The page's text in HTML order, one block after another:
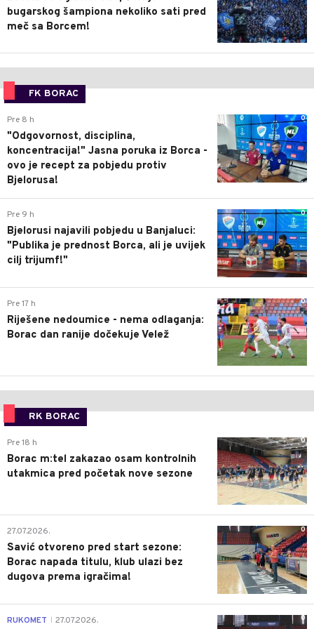
bugarskog šampiona nekoliko sati pred
meč sa Borcem!
FK BORAC
0
Pre 8 h
"Odgovornost, disciplina,
koncentracija!" Jasna poruka iz Borca -
ovo je recept za pobjedu protiv
Bjelorusa!
0
Pre 9 h
Bjelorusi najavili pobjedu u Banjaluci:
"Publika je prednost Borca, ali je uvijek
cilj trijumf!"
0
Pre 17 h
Riješene nedoumice - nema odlaganja:
Borac dan ranije dočekuje Velež
RK BORAC
0
Pre 18 h
Borac m:tel zakazao osam kontrolnih
utakmica pred početak nove sezone
0
27.07.2026.
Savić otvoreno pred start sezone:
Borac napada titulu, klub ulazi bez
dugova prema igračima!
0
RUKOMET 27.07.2026.